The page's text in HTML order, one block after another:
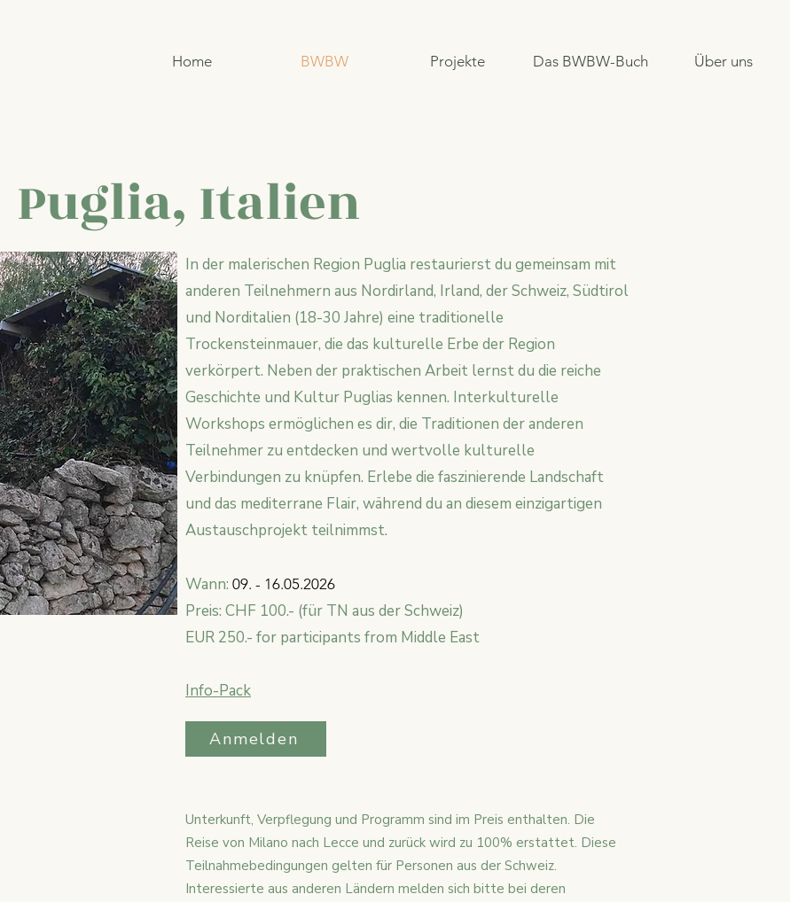
Home BWBW Projekte Das BWBW-Buch Über uns
Puglia, Italien
In der malerischen Region Puglia restaurierst du gemeinsam mit
anderen Teilnehmern aus Nordirland, Irland, der Schweiz, Südtirol
und Norditalien (18-30 Jahre) eine traditionelle
Trockensteinmauer, die das kulturelle Erbe der Region
verkörpert. Neben der praktischen Arbeit lernst du die reiche
Geschichte und Kultur Puglias kennen. Interkulturelle
Workshops ermöglichen es dir, die Traditionen der anderen
Teilnehmer zu entdecken und wertvolle kulturelle
Verbindungen zu knüpfen. Erlebe die faszinierende Landschaft
und das mediterrane Flair, während du an diesem einzigartigen
Austauschprojekt teilnimmst.
Wann: 09. - 16.05.2026
Preis: CHF 100.- (für TN aus der Schweiz)
EUR 250.- for participants from Middle East
​Info-Pack
Unterkunft, Verpflegung und Programm sind im Preis enthalten. Die
Reise von Milano nach Lecce und zurück wird zu 100% erstattet. Diese
Teilnahmebedingungen gelten für Personen aus der Schweiz.
Interessierte aus anderen Ländern melden sich bitte bei deren
Anmelden